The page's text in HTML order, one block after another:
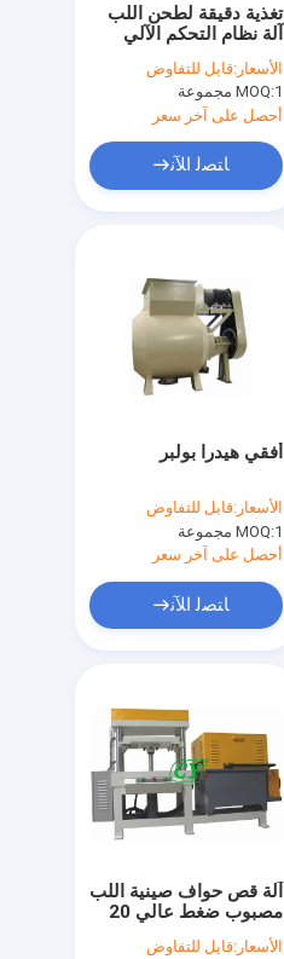
تغذية دقيقة لطحن اللب
آلة نظام التحكم الآلي
الأسعار:قابل للتفاوض
MOQ:1 مجموعة
أحصل على آخر سعر
ﺎﺘﺼﻟ ﺍﻶﻧ
أفقي هيدرا بولبر
الأسعار:قابل للتفاوض
MOQ:1 مجموعة
أحصل على آخر سعر
ﺎﺘﺼﻟ ﺍﻶﻧ
آلة قص حواف صينية اللب
مصبوب ضغط عالي 20
طن
الأسعار:قابل للتفاوض